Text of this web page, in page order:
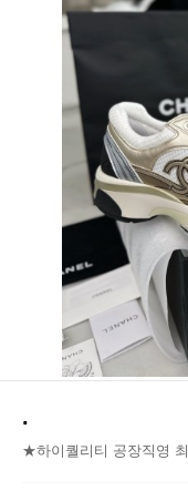
.
★하이퀄리티 공장직영